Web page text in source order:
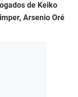
de Keiko
Arsenio Oré